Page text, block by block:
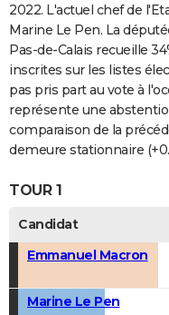
2022. L'actuel chef de
Marine Le Pen. La
Pas-de-Calais recueille
inscrites sur les listes
pas pris part au vote à
représente une
comparaison de la
demeure stationnaire
TOUR 1
Candidat
Emmanuel Macron
Marine Le Pen